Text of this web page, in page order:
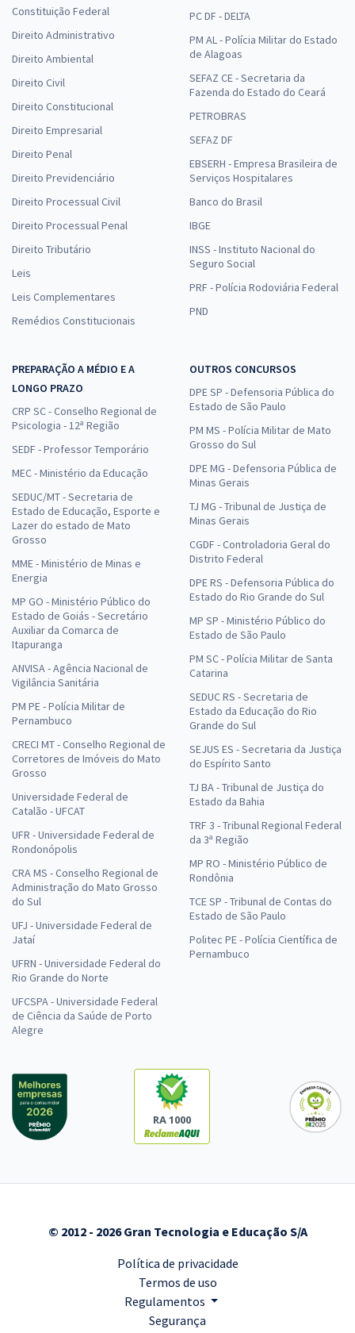
Constituição Federal
Direito Administrativo
Direito Ambiental
Direito Civil
Direito Constitucional
Direito Empresarial
Direito Penal
Direito Previdenciário
Direito Processual Civil
Direito Processual Penal
Direito Tributário
Leis
Leis Complementares
Remédios Constitucionais
PC DF - DELTA
PM AL - Polícia Militar do Estado
de Alagoas
SEFAZ CE - Secretaria da
Fazenda do Estado do Ceará
PETROBRAS
SEFAZ DF
EBSERH - Empresa Brasileira de
Serviços Hospitalares
Banco do Brasil
IBGE
INSS - Instituto Nacional do
Seguro Social
PRF - Polícia Rodoviária Federal
PND
PREPARAÇÃO A MÉDIO E A
LONGO PRAZO
CRP SC - Conselho Regional de
Psicologia - 12ª Região
SEDF - Professor Temporário
MEC - Ministério da Educação
SEDUC/MT - Secretaria de
Estado de Educação, Esporte e
Lazer do estado de Mato
Grosso
MME - Ministério de Minas e
Energia
MP GO - Ministério Público do
Estado de Goiás - Secretário
Auxiliar da Comarca de
Itapuranga
ANVISA - Agência Nacional de
Vigilância Sanitária
PM PE - Polícia Militar de
Pernambuco
CRECI MT - Conselho Regional de
Corretores de Imóveis do Mato
Grosso
Universidade Federal de
Catalão - UFCAT
UFR - Universidade Federal de
Rondonópolis
CRA MS - Conselho Regional de
Administração do Mato Grosso
do Sul
UFJ - Universidade Federal de
Jataí
UFRN - Universidade Federal do
Rio Grande do Norte
UFCSPA - Universidade Federal
de Ciência da Saúde de Porto
Alegre
OUTROS CONCURSOS
DPE SP - Defensoria Pública do
Estado de São Paulo
PM MS - Polícia Militar de Mato
Grosso do Sul
DPE MG - Defensoria Pública de
Minas Gerais
TJ MG - Tribunal de Justiça de
Minas Gerais
CGDF - Controladoria Geral do
Distrito Federal
DPE RS - Defensoria Pública do
Estado do Rio Grande do Sul
MP SP - Ministério Público do
Estado de São Paulo
PM SC - Polícia Militar de Santa
Catarina
SEDUC RS - Secretaria de
Estado da Educação do Rio
Grande do Sul
SEJUS ES - Secretaria da Justiça
do Espírito Santo
TJ BA - Tribunal de Justiça do
Estado da Bahia
TRF 3 - Tribunal Regional Federal
da 3ª Região
MP RO - Ministério Público de
Rondônia
TCE SP - Tribunal de Contas do
Estado de São Paulo
Politec PE - Polícia Científica de
Pernambuco
RA 1000
© 2012 - 2026 Gran Tecnologia e Educação S/A
Política de privacidade
Termos de uso
Regulamentos
Segurança